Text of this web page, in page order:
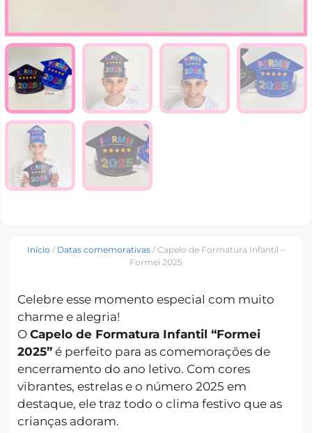
Início / Datas comemorativas / Capelo de Formatura Infantil –
Formei 2025
Celebre esse momento especial com muito
charme e alegria!
O Capelo de Formatura Infantil “Formei
2025” é perfeito para as comemorações de
encerramento do ano letivo. Com cores
vibrantes, estrelas e o número 2025 em
destaque, ele traz todo o clima festivo que as
crianças adoram.